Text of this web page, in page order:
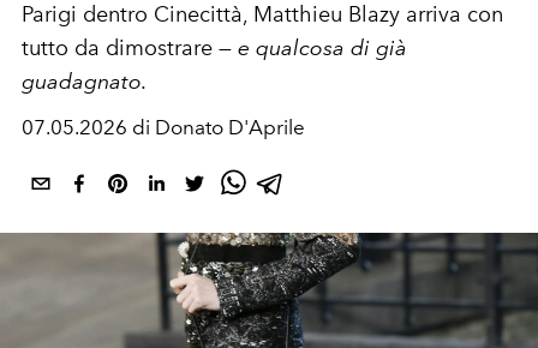
Parigi dentro Cinecittà, Matthieu Blazy arriva con
tutto da dimostrare — e qualcosa di già
guadagnato.
07.05.2026 di Donato D'Aprile